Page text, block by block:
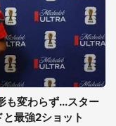
も変わらず...スター
最強2ショット